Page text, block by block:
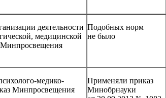
деятельности
медицинской
Подобных норм
не было
медико-
Минпросвещения
Применяли приказ
Минобрнауки